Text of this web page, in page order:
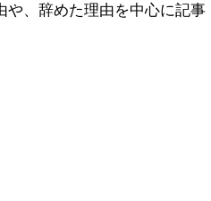
や、辞めた理由を中心に記事